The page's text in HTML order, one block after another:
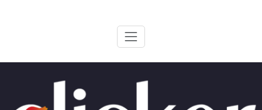
ClickerAcademie